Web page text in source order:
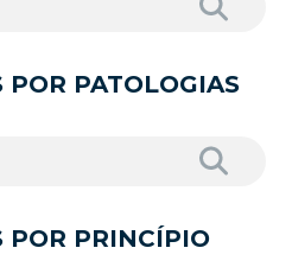
PATOLOGIAS
POR PRINCÍPIO